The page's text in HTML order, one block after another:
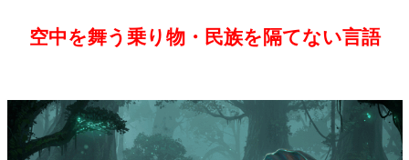
空中を舞う乗り物・民族を隔てない言語